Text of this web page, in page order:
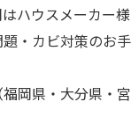
ハウスメーカー
・カビ対策のお
岡県・大分県・